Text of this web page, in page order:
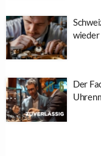
wieder
Der